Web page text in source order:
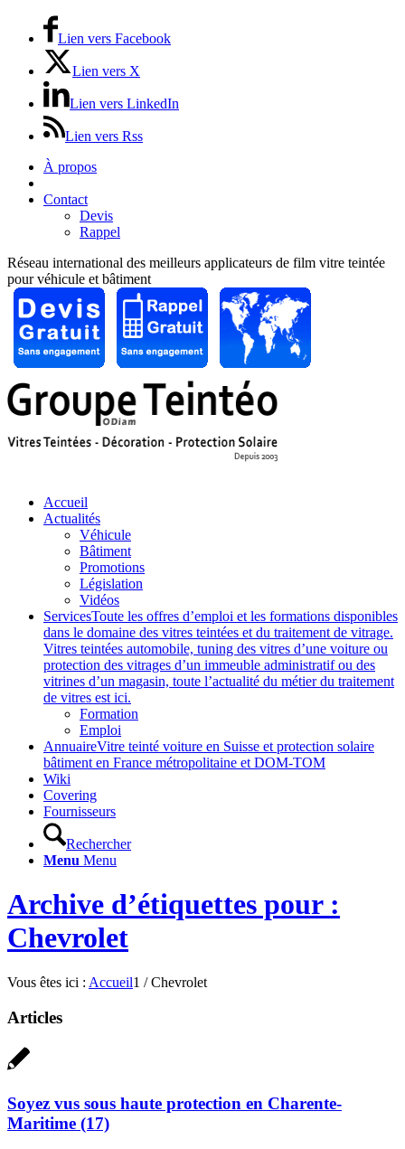
Lien vers Facebook
Lien vers X
Lien vers LinkedIn
Lien vers Rss
À propos
Contact
Devis
Rappel
Réseau international des meilleurs applicateurs de film vitre teintée
pour véhicule et bâtiment
Accueil
Actualités
Véhicule
Bâtiment
Promotions
Législation
Vidéos
ServicesToute les offres d’emploi et les formations disponibles
dans le domaine des vitres teintées et du traitement de vitrage.
Vitres teintées automobile, tuning des vitres d’une voiture ou
protection des vitrages d’un immeuble administratif ou des
vitrines d’un magasin, toute l’actualité du métier du traitement
de vitres est ici.
Formation
Emploi
AnnuaireVitre teinté voiture en Suisse et protection solaire
bâtiment en France métropolitaine et DOM-TOM
Wiki
Covering
Fournisseurs
Rechercher
Menu Menu
Archive d’étiquettes pour :
Chevrolet
Vous êtes ici : Accueil1 / Chevrolet
Articles
Soyez vus sous haute protection en Charente-
Maritime (17)